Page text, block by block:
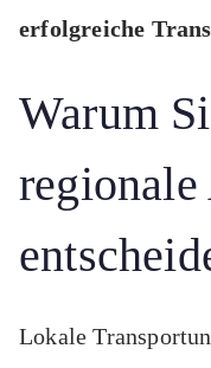
erfolgreiche
Warum
Lokale